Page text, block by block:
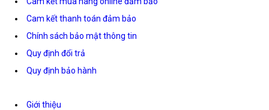
Cam kết thanh toán đảm bảo
Chính sách bảo mật thông tin
Quy định đổi trả
Quy định bảo hành
Giới thiệu